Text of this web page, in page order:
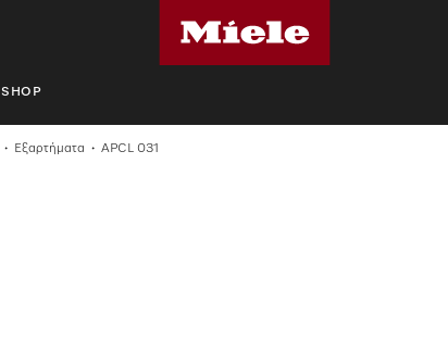
SHOP
Εξαρτήματα APCL 031